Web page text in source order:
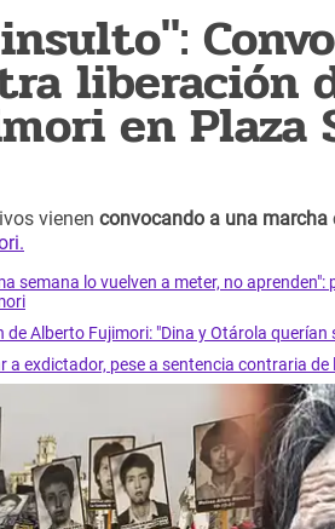
liberación
en Plaza
vienen convocando a una marcha
semana lo vuelven a meter, no aprenden":
Alberto Fujimori: "Dina y Otárola querían
a exdictador, pese a sentencia contraria de